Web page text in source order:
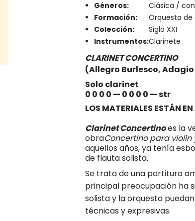
Géneros:
Clásica /
Formación:
Orquesta de
Colección:
Siglo XXI
Instrumentos:Clarinete
CLARINET CONCERTINO
(Allegro Burlesco,
Solo clarinet
0 0 0 0 — 0 0 0 0 — str
LOS MATERIALES ESTÁN
Clarinet Concertinoes la
obraConcertino para
aquellos años, ya tenía
de flauta solista.
Se trata de una partitura
principal preocupación ha
solista y la orquesta
técnicas y expresivas.